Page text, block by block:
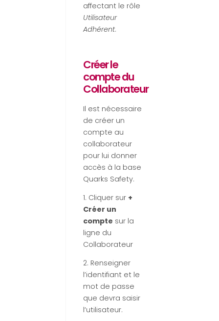
affectant le rôle
Utilisateur
Adhérent.
Créer le
compte du
Collaborateur
Il est nécessaire
de créer un
compte au
collaborateur
pour lui donner
accès à la base
Quarks Safety.
1. Cliquer sur +
Créer un
compte sur la
ligne du
Collaborateur
2. Renseigner
l’identifiant et le
mot de passe
que devra saisir
l’utilisateur.